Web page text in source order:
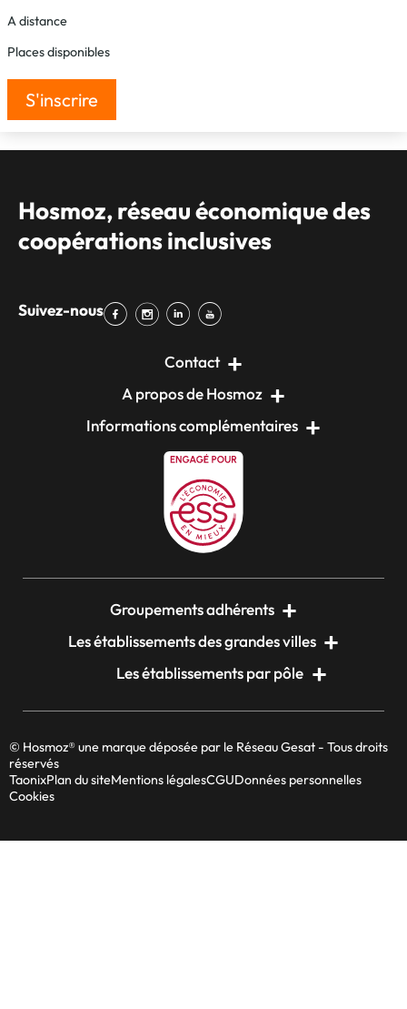
A distance
Places disponibles
S'inscrire
Hosmoz, réseau économique des
coopérations inclusives
Suivez-nous
Contact
A propos de Hosmoz
Informations complémentaires
Groupements adhérents
Les établissements des grandes villes
Les établissements par pôle
© Hosmoz® une marque déposée par le Réseau Gesat - Tous droits
réservés
TaonixPlan du siteMentions légalesCGUDonnées personnelles
Cookies